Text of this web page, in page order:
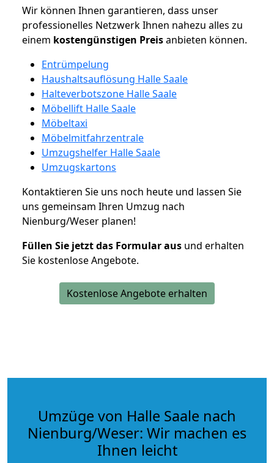
Wir können Ihnen garantieren, dass unser
professionelles Netzwerk Ihnen nahezu alles zu
einem kostengünstigen Preisanbieten können.
Entrümpelung
Haushaltsauflösung Halle Saale
Halteverbotszone Halle Saale
Möbellift Halle Saale
Möbeltaxi
Möbelmitfahrzentrale
Umzugshelfer Halle Saale
Umzugskartons
Kontaktieren Sie uns noch heute und lassen Sie
uns gemeinsam Ihren Umzug nach
Nienburg/Weser planen!
Füllen Sie jetzt das Formular aus und erhalten
Sie kostenlose Angebote.
Kostenlose Angebote erhalten
Umzüge von Halle Saale nach
Nienburg/Weser: Wir machen es
Ihnen leicht